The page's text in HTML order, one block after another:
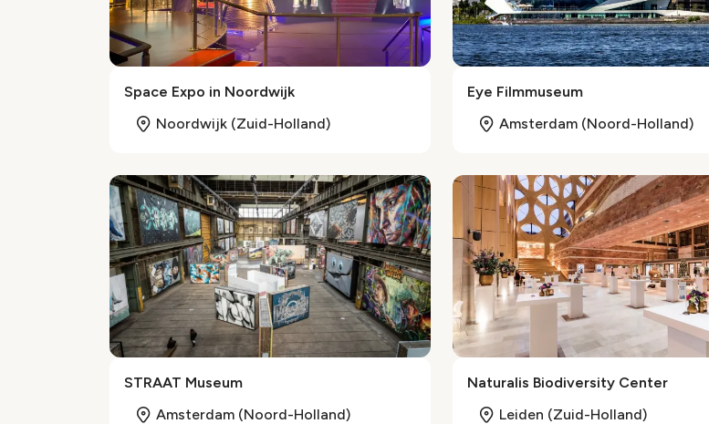
Space Expo in Noordwijk
Noordwijk (Zuid-Holland)
Eye Filmmuseum
Amsterdam (Noord-Holland)
STRAAT Museum
Amsterdam (Noord-Holland)
Naturalis Biodiversity Center
Leiden (Zuid-Holland)